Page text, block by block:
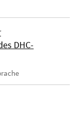
DHC-